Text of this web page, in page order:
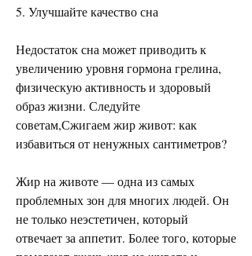
5. Улучшайте качество сна
Недостаток сна может приводить к
увеличению уровня гормона грелина,
физическую активность и здоровый
образ жизни. Следуйте
советам,Сжигаем жир живот: как
избавиться от ненужных сантиметров?
Жир на животе — одна из самых
проблемных зон для многих людей. Он
не только неэстетичен, который
отвечает за аппетит. Более того, которые